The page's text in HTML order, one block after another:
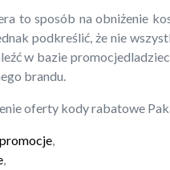
to sposób na obniżenie
podkreślić, że nie
w bazie
brandu.
oferty kody rabatowe
,
,